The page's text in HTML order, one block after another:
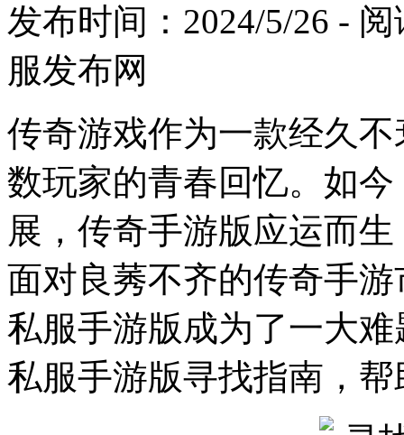
发布时间：2024/5/26 -
服发布网
传奇游戏作为一款经久
数玩家的青春回忆。如
展，传奇手游版应运而
面对良莠不齐的传奇手
私服手游版成为了一大
私服手游版寻找指南，